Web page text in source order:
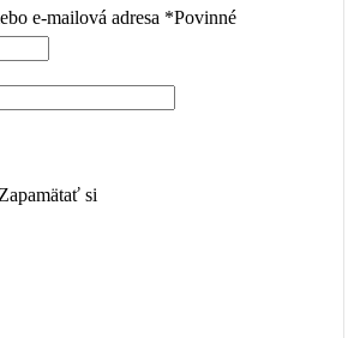
e-mailová adresa *Povinné
Zapamätať si